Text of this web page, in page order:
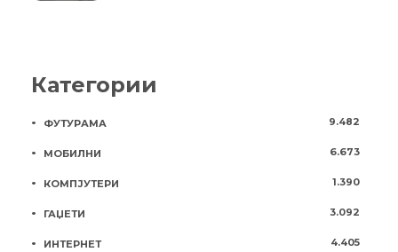
Категории
ФУТУРАМА 9.482
МОБИЛНИ 6.673
КОМПЈУТЕРИ 1.390
ГАЏЕТИ 3.092
ИНТЕРНЕТ 4.405